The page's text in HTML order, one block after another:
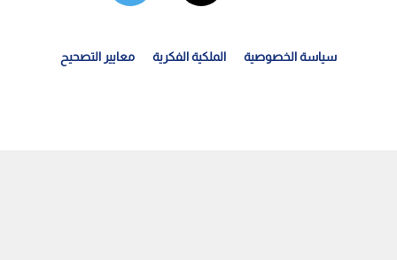
سياسة الخصوصية الملكية الفكرية معايير التصحيح